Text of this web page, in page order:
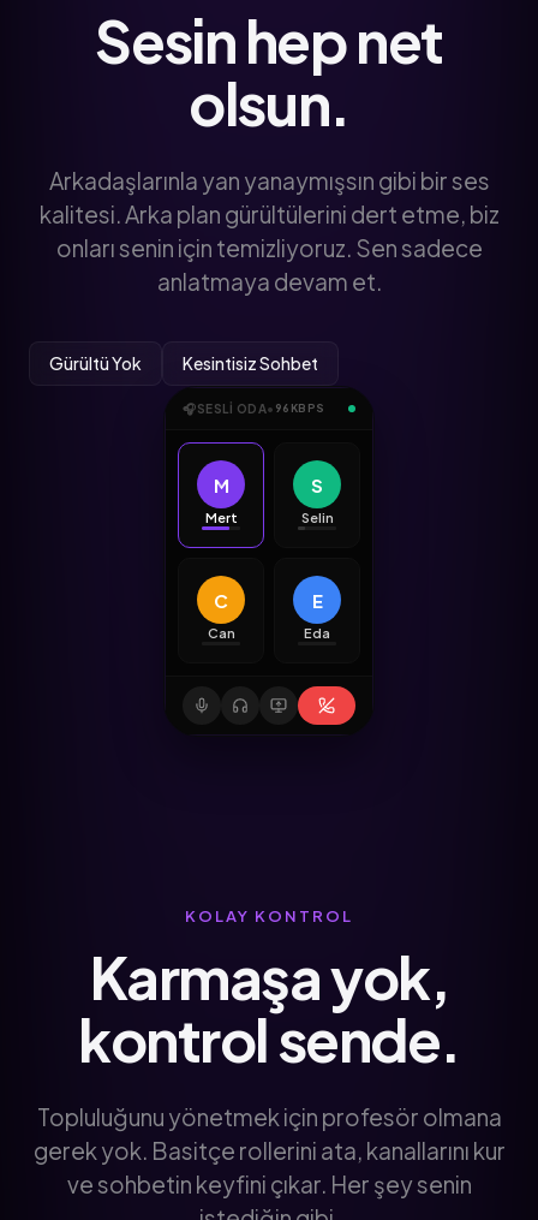
Sesin hep net
olsun.
Arkadaşlarınla yan yanaymışsın gibi bir ses
kalitesi. Arka plan gürültülerini dert etme, biz
onları senin için temizliyoruz. Sen sadece
anlatmaya devam et.
Gürültü Yok Kesintisiz Sohbet
🎧SESLI ODA• 96KBPS
M
Mert
S
Selin
C
Can
E
Eda
KOLAY KONTROL
Karmaşa yok,
kontrol sende.
Topluluğunu yönetmek için profesör olmana
gerek yok. Basitçe rollerini ata, kanallarını kur
ve sohbetin keyfini çıkar. Her şey senin